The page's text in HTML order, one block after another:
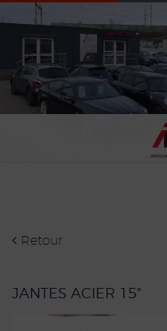
Retour
JANTES ACIER 15"
Paramètres avancés des cookies